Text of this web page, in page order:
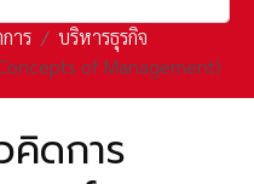
าร
บริหารธุรกิจ
of Management)
ดการ